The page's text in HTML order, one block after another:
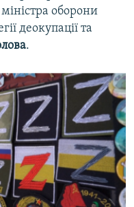
оборони
деокупації та
.